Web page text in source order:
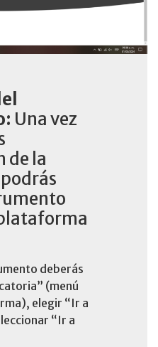
Una vez
de la
deberás
(menú
elegir “Ir a
“Ir a